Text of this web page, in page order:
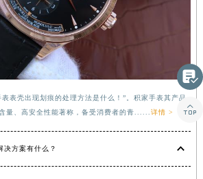
表壳出现划痕的处理方法是什么！”。积家手表其产品
量、高安全性能著称，备受消费者的青...... 详情 >
决方案有什么？

